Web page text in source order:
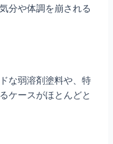
分や体調を崩される
な弱溶剤塗料や、特
ケースがほとんどと